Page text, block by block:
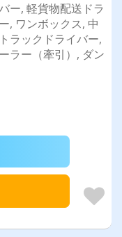
ー, 軽貨物配送ドラ
, ワンボックス, 中
ラックドライバー,
ラー（牽引）, ダン